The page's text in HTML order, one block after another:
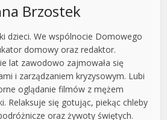
Brzostek
dzieci. We wspólnocie Domowego
domowy oraz redaktor.
lat zawodowo zajmowała się
i zarządzaniem kryzysowym. Lubi
oglądanie filmów z mężem
Relaksuje się gotując, piekąc chleby
oraz żywoty świętych.